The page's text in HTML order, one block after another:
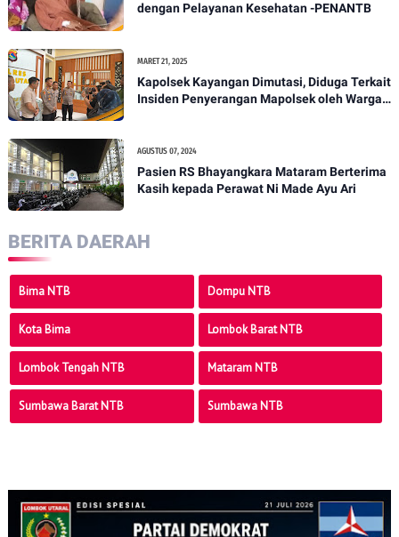
dengan Pelayanan Kesehatan -PENANTB
MARET 21, 2025
Kapolsek Kayangan Dimutasi, Diduga Terkait
Insiden Penyerangan Mapolsek oleh Warga -
AGUSTUS 07, 2024
Pasien RS Bhayangkara Mataram Berterima
Kasih kepada Perawat Ni Made Ayu Ari
BERITA DAERAH
Bima NTB Dompu NTB
Kota Bima Lombok Barat NTB
Lombok Tengah NTB Mataram NTB
Sumbawa Barat NTB Sumbawa NTB